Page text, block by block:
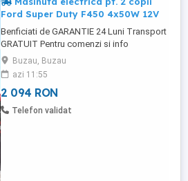
Ford Super Duty F450 4x50W 12V
Benficiati de GARANTIE 24 Luni Transport
GRATUIT Pentru comenzi si info
contactati-ne Masinuta electrica pt. 2 copii
Ford Super Duty F450 4x50W 12V 4
Motoare electrice de putere 50W, total
200W 12V Echipata cu Baterie 12V-14Ah
Pornire Oprire din buton Scaun dublu,
Buzau, Buzau
azi 11:55
2 094 RON
Telefon validat